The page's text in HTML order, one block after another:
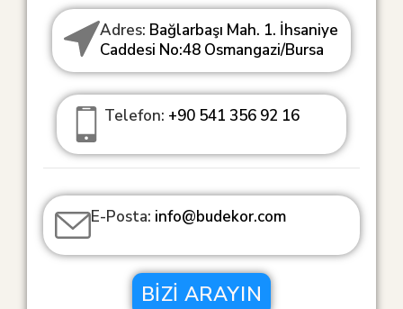
Adres: Bağlarbaşı Mah. 1. İhsaniye
Caddesi No:48 Osmangazi/Bursa
Telefon: +90 541 356 92 16
E-Posta: info@budekor.com
BIZI ARAYIN